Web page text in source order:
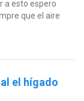
a esto espero
que el aire
el hígado